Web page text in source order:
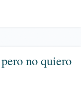
no quiero